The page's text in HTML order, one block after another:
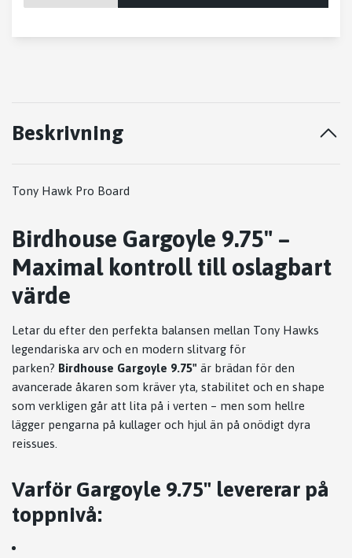
Beskrivning
Tony Hawk Pro Board
Birdhouse Gargoyle 9.75" –
Maximal kontroll till oslagbart
värde
Letar du efter den perfekta balansen mellan Tony Hawks
legendariska arv och en modern slitvarg för
parken? Birdhouse Gargoyle 9.75" är brädan för den
avancerade åkaren som kräver yta, stabilitet och en shape
som verkligen går att lita på i verten – men som hellre
lägger pengarna på kullager och hjul än på onödigt dyra
reissues.
Varför Gargoyle 9.75" levererar på
toppnivå: